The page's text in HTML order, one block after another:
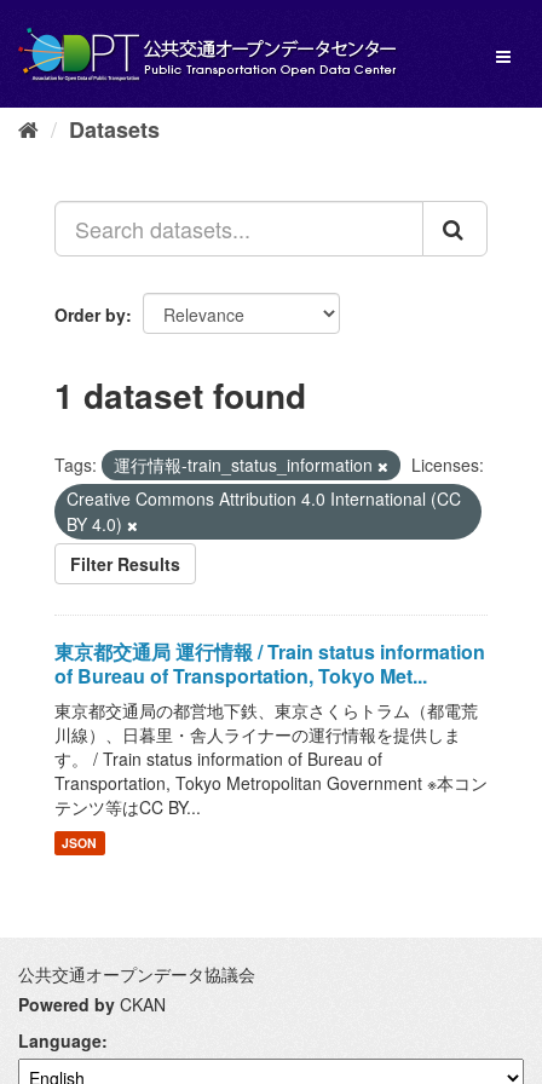
content
Datasets
Order by
1 dataset found
Tags: 運行情報-train_status_information
Licenses:
Creative Commons Attribution 4.0 International (CC
BY 4.0)
Filter Results
東京都交通局 運行情報 / Train status information
of Bureau of Transportation, Tokyo Met...
東京都交通局の都営地下鉄、東京さくらトラム（都電荒
川線）、日暮里・舎人ライナーの運行情報を提供しま
す。 / Train status information of Bureau of
Transportation, Tokyo Metropolitan Government ※本コン
テンツ等はCC BY...
JSON
公共交通オープンデータ協議会
Powered by CKAN
Language